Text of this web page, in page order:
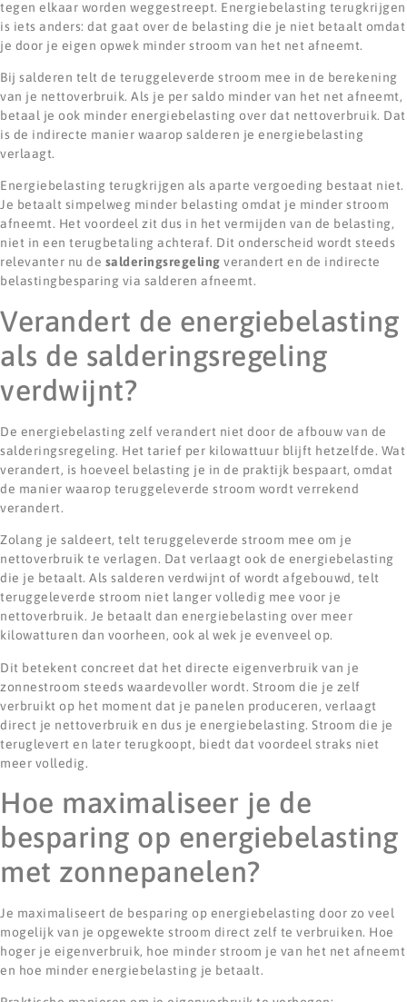
tegen elkaar worden weggestreept. Energiebelasting terugkrijgen
is iets anders: dat gaat over de belasting die je niet betaalt omdat
je door je eigen opwek minder stroom van het net afneemt.
Bij salderen telt de teruggeleverde stroom mee in de berekening
van je nettoverbruik. Als je per saldo minder van het net afneemt,
betaal je ook minder energiebelasting over dat nettoverbruik. Dat
is de indirecte manier waarop salderen je energiebelasting
verlaagt.
Energiebelasting terugkrijgen als aparte vergoeding bestaat niet.
Je betaalt simpelweg minder belasting omdat je minder stroom
afneemt. Het voordeel zit dus in het vermijden van de belasting,
niet in een terugbetaling achteraf. Dit onderscheid wordt steeds
relevanter nu de salderingsregeling verandert en de indirecte
belastingbesparing via salderen afneemt.
Verandert de energiebelasting
als de salderingsregeling
verdwijnt?
De energiebelasting zelf verandert niet door de afbouw van de
salderingsregeling. Het tarief per kilowattuur blijft hetzelfde. Wat
verandert, is hoeveel belasting je in de praktijk bespaart, omdat
de manier waarop teruggeleverde stroom wordt verrekend
verandert.
Zolang je saldeert, telt teruggeleverde stroom mee om je
nettoverbruik te verlagen. Dat verlaagt ook de energiebelasting
die je betaalt. Als salderen verdwijnt of wordt afgebouwd, telt
teruggeleverde stroom niet langer volledig mee voor je
nettoverbruik. Je betaalt dan energiebelasting over meer
kilowatturen dan voorheen, ook al wek je evenveel op.
Dit betekent concreet dat het directe eigenverbruik van je
zonnestroom steeds waardevoller wordt. Stroom die je zelf
verbruikt op het moment dat je panelen produceren, verlaagt
direct je nettoverbruik en dus je energiebelasting. Stroom die je
teruglevert en later terugkoopt, biedt dat voordeel straks niet
meer volledig.
Hoe maximaliseer je de
besparing op energiebelasting
met zonnepanelen?
Je maximaliseert de besparing op energiebelasting door zo veel
mogelijk van je opgewekte stroom direct zelf te verbruiken. Hoe
hoger je eigenverbruik, hoe minder stroom je van het net afneemt
en hoe minder energiebelasting je betaalt.